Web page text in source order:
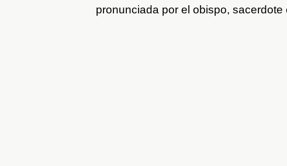
pronunciada por el obispo, sacerdote